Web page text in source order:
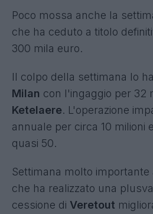
Poco mossa anche la
che ha ceduto a titolo
300 mila euro.
Il colpo della settimana lo
Milan con l'ingaggio per 32
Ketelaere. L'operazione
annuale per circa 10 milioni
quasi 50.
Settimana molto importante
che ha realizzato una
cessione di Veretout